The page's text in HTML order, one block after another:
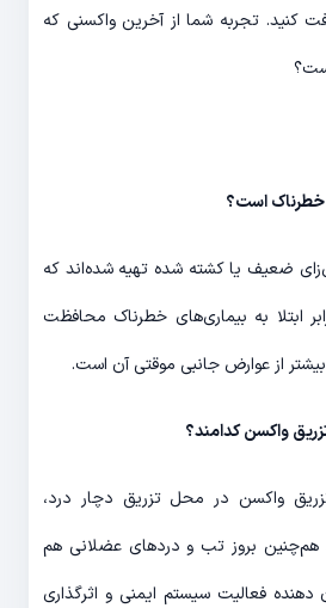
کنید. تجربه شما از آخرین واکسنی که
خطرناک است؟
ضعیف یا کشته شده تهیه شده‌اند که
ابتلا به بیماری‌های خطرناک محافظت
از عوارض جانبی موقتی آن است.
واکسن کدامند؟
واکسن در محل تزریق دچار درد،
هم‌چنین بروز تب و دردهای عضلانی هم
دهنده فعالیت سیستم ایمنی و اثرگذاری